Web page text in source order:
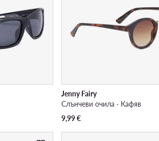
Jenny Fairy
Слънчеви очила · Кафяв
9,99€